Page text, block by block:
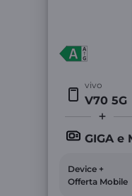
vivo
V70 5G
GIGA
Device +
Offerta Mobile